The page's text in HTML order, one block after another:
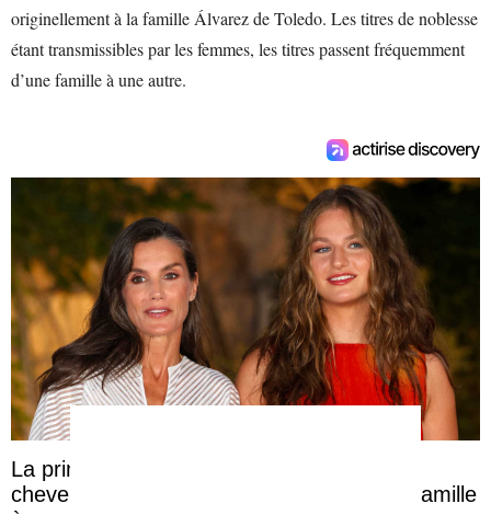
originellement à la famille Álvarez de Toledo. Les titres de noblesse
étant transmissibles par les femmes, les titres passent fréquemment
d’une famille à une autre.
La princesse Leonor surprend avec sa
chevelure ondulée pour accompagner sa famille